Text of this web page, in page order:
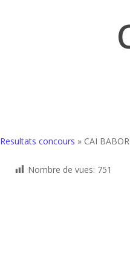
Resultats concours » CAI
Nombre de vues: 751